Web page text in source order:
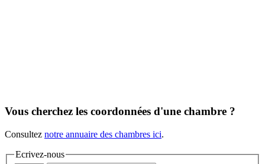
Vous cherchez les coordonnées d'une chambre ?
Consultez notre annuaire des chambres ici.
Ecrivez-nous